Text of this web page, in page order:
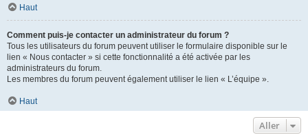
Haut
Comment puis-je contacter un administrateur du forum ?
Tous les utilisateurs du forum peuvent utiliser le formulaire disponible sur le
lien « Nous contacter » si cette fonctionnalité a été activée par les
administrateurs du forum.
Les membres du forum peuvent également utiliser le lien « L’équipe ».
Haut
Aller